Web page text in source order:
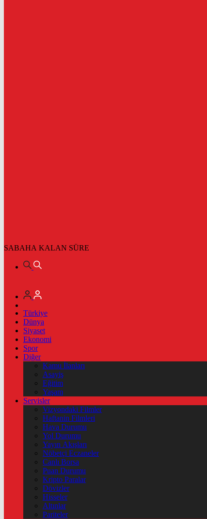
SABAHA KALAN SÜRE
Türkiye
Dünya
Siyaset
Ekonomi
Spor
Diğer
Kamu İlanları
Asayiş
Eğitim
Yaşam
Servisler
Vizyondaki Filmler
Haftanin Filmleri
Hava Durumu
Yol Durumu
Yayın Akışları
Nöbetçi Eczaneler
Canlı Borsa
Puan Durumu
Kripto Paralar
Dövizler
Hisseler
Altınlar
Pariteler